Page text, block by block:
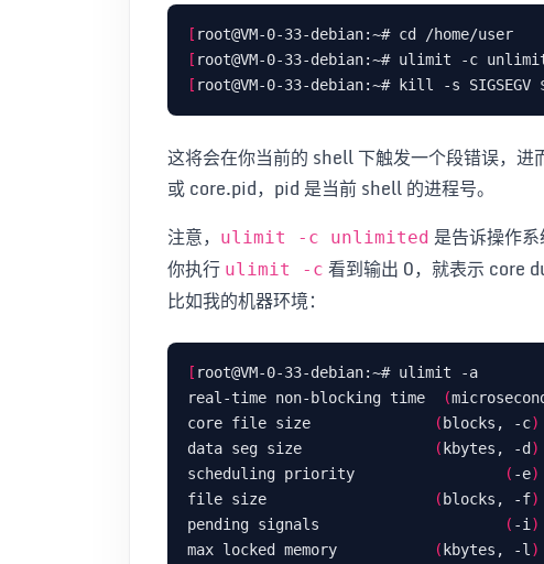
[
[
[
这将会在你当前的 shell 下触发一个段错误，
或 core.pid，pid 是当前 shell 的进程号。
注意， ulimit -c unlimited 是告诉操作
你执行 ulimit -c 看到输出 0，就表示 core
比如我的机器环境：
[
real-time non-blocking time
(
core file size
( blocks, -c)
data seg size
( kbytes, -d )
scheduling priority
( -e)
file size
( blocks, -f)
pending signals
( -i )
max locked memory
( kbytes, -l )